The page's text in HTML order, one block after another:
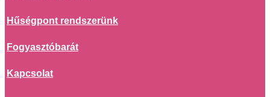
Hűségpont rendszerünk
Fogyasztóbarát
Kapcsolat